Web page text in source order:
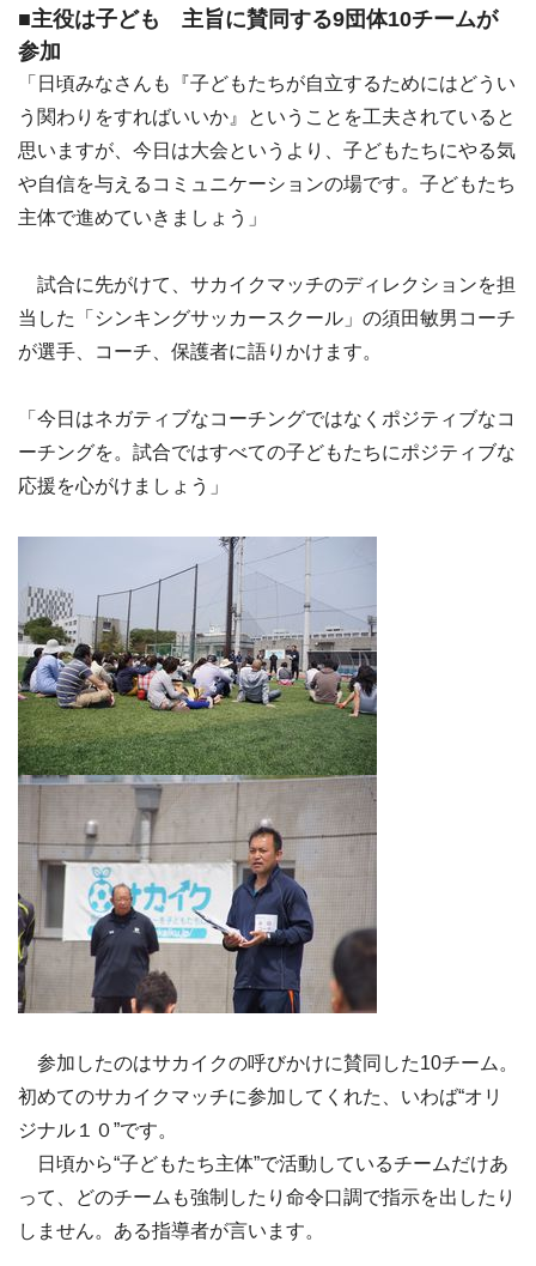
■主役は子ども 主旨に賛同する9団体10チームが
参加
「日頃みなさんも『子どもたちが自立するためにはどうい
う関わりをすればいいか』ということを工夫されていると
思いますが、今日は大会というより、子どもたちにやる気
や自信を与えるコミュニケーションの場です。子どもたち
主体で進めていきましょう」
試合に先がけて、サカイクマッチのディレクションを担
当した「シンキングサッカースクール」の須田敏男コーチ
が選手、コーチ、保護者に語りかけます。
「今日はネガティブなコーチングではなくポジティブなコ
ーチングを。試合ではすべての子どもたちにポジティブな
応援を心がけましょう」
参加したのはサカイクの呼びかけに賛同した10チーム。
初めてのサカイクマッチに参加してくれた、いわば“オリ
ジナル１０”です。
日頃から“子どもたち主体”で活動しているチームだけあ
って、どのチームも強制したり命令口調で指示を出したり
しません。ある指導者が言います。